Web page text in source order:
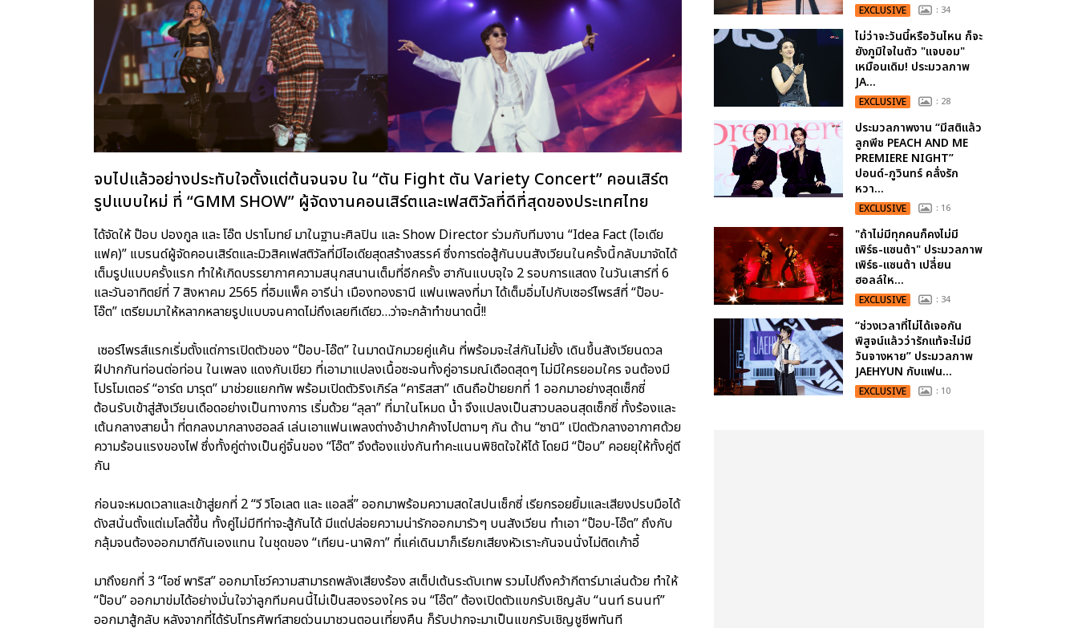
จบไปแล้วอย่างประทับใจตั้งแต่ต้นจนจบ ใน “ตัน Fight ตัน Variety Concert” คอนเสิร์ต
รูปแบบใหม่ ที่ “GMM SHOW” ผู้จัดงานคอนเสิร์ตและเฟสติวัลที่ดีที่สุดของประเทศไทย
ได้จัดให้ ป๊อบ ปองกูล และ โอ๊ต ปราโมทย์ มาในฐานะศิลปิน และ Show Director ร่วมกับทีมงาน “Idea Fact (ไอเดีย
แฟค)” แบรนด์ผู้จัดคอนเสิร์ตและมิวสิคเฟสติวัลที่มีไอเดียสุดสร้างสรรค์ ซึ่งการต่อสู้กันบนสังเวียนในครั้งนี้กลับมาจัดได้
เต็มรูปแบบครั้งแรก ทำให้เกิดบรรยากาศความสนุกสนานเต็มที่อีกครั้ง ฮากันแบบจุใจ 2 รอบการแสดง ในวันเสาร์ที่ 6
และวันอาทิตย์ที่ 7 สิงหาคม 2565 ที่อิมแพ็ค อารีน่า เมืองทองธานี แฟนเพลงที่มา ได้เต็มอิ่มไปกับเซอร์ไพรส์ที่ “ป๊อบ-
โอ๊ต” เตรียมมาให้หลากหลายรูปแบบจนคาดไม่ถึงเลยทีเดียว…ว่าจะกล้าทำขนาดนี้!!
เซอร์ไพรส์แรกเริ่มตั้งแต่การเปิดตัวของ “ป๊อบ-โอ๊ต” ในมาดนักมวยคู่แค้น ที่พร้อมจะใส่กันไม่ยั้ง เดินขึ้นสังเวียนดวล
ฝีปากกันท่อนต่อท่อน ในเพลง แดงกับเขียว ที่เอามาแปลงเนื้อซะจนทั้งคู่อารมณ์เดือดสุดๆ ไม่มีใครยอมใคร จนต้องมี
โปรโมเตอร์ “อาร์ต มารุต” มาช่วยแยกทัพ พร้อมเปิดตัวริงเกิร์ล “คาริสสา” เดินถือป้ายยกที่ 1 ออกมาอย่างสุดเซ็กซี่
ต้อนรับเข้าสู่สังเวียนเดือดอย่างเป็นทางการ เริ่มด้วย “ลุลา” ที่มาในโหมด น้ำ จึงแปลงเป็นสาวบลอนสุดเซ็กซี่ ทั้งร้องและ
เต้นกลางสายน้ำ ที่ตกลงมากลางฮอลล์ เล่นเอาแฟนเพลงต่างอ้าปากค้างไปตามๆ กัน ด้าน “ซานิ” เปิดตัวกลางอากาศด้วย
ความร้อนแรงของไฟ ซึ่งทั้งคู่ต่างเป็นคู่จิ้นของ “โอ๊ต” จึงต้องแข่งกันทำคะแนนพิชิตใจให้ได้ โดยมี “ป๊อบ” คอยยุให้ทั้งคู่ตี
กัน
ก่อนจะหมดเวลาและเข้าสู่ยกที่ 2 “วี วิโอเลต และ แอลลี่” ออกมาพร้อมความสดใสปนเซ็กซี่ เรียกรอยยิ้มและเสียงปรบมือได้
ดังสนั่นตั้งแต่เมโลดี้ขึ้น ทั้งคู่ไม่มีทีท่าจะสู้กันได้ มีแต่ปล่อยความน่ารักออกมารัวๆ บนสังเวียน ทำเอา “ป๊อบ-โอ๊ต” ถึงกับ
กลุ้มจนต้องออกมาตีกันเองแทน ในชุดของ “เทียน-นาฬิกา” ที่แค่เดินมาก็เรียกเสียงหัวเราะกันจนนั่งไม่ติดเก้าอี้
มาถึงยกที่ 3 “ไอซ์ พาริส” ออกมาโชว์ความสามารถพลังเสียงร้อง สเต็ปเต้นระดับเทพ รวมไปถึงคว้ากีตาร์มาเล่นด้วย ทำให้
“ป๊อบ” ออกมาข่มได้อย่างมั่นใจว่าลูกทีมคนนี้ไม่เป็นสองรองใคร จน “โอ๊ต” ต้องเปิดตัวแขกรับเชิญลับ “นนท์ ธนนท์”
ออกมาสู้กลับ หลังจากที่ได้รับโทรศัพท์สายด่วนมาชวนตอนเที่ยงคืน ก็รับปากจะมาเป็นแขกรับเชิญชูชีพทันที
EXCLUSIVE : 34
ไม่ว่าจะวันนี้หรือวันไหน ก็จะ
ยังภูมิใจในตัว "แจบอม"
เหมือนเดิม! ประมวลภาพ
JA...
EXCLUSIVE : 28
ประมวลภาพงาน “มีสติแล้ว
ลูกพีช PEACH AND ME
PREMIERE NIGHT”
ปอนด์-ภูวินทร์ คลั่งรัก
หวา...
EXCLUSIVE : 16
"ถ้าไม่มีทุกคนก็คงไม่มี
เพิร์ธ-แซนต้า" ประมวลภาพ
เพิร์ธ-แซนต้า เปลี่ยน
ฮอลล์ให...
EXCLUSIVE : 34
“ช่วงเวลาที่ไม่ได้เจอกัน
พิสูจน์แล้วว่ารักแท้จะไม่มี
วันจางหาย” ประมวลภาพ
JAEHYUN กับแฟน...
EXCLUSIVE : 10